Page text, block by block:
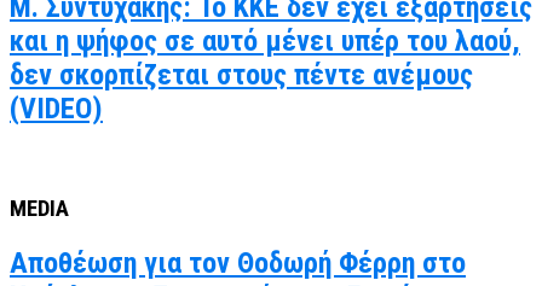
Μ. Συντυχάκης: Το ΚΚΕ δεν έχει εξαρτήσεις
και η ψήφος σε αυτό μένει υπέρ του λαού,
δεν σκορπίζεται στους πέντε ανέμους
(VIDEO)
MEDIA
Αποθέωση για τον Θοδωρή Φέρρη στο